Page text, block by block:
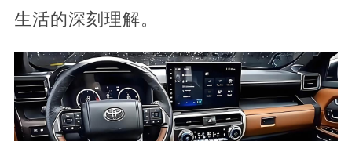
生活的深刻理解。